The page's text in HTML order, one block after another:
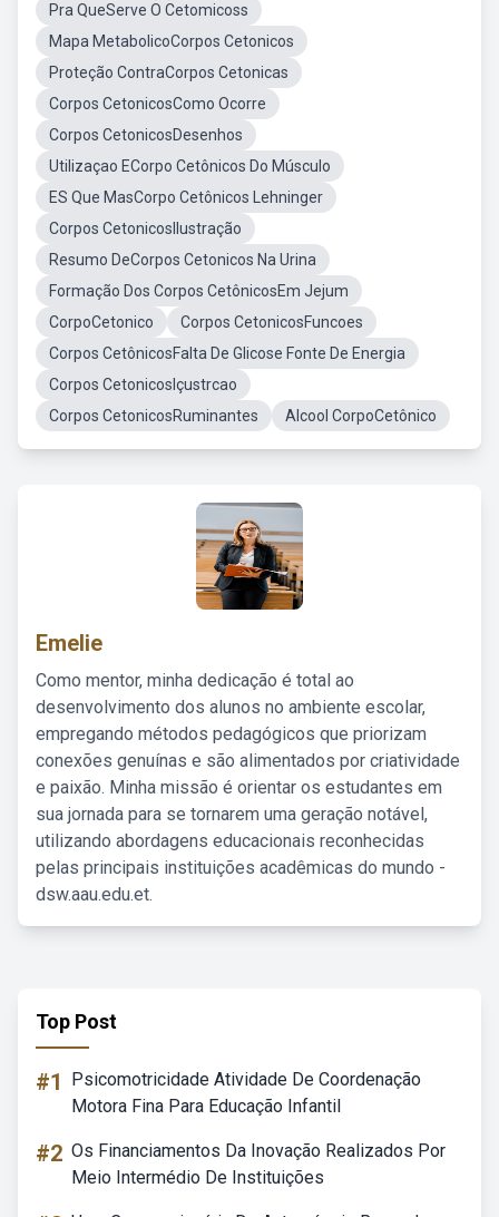
Pra QueServe O Cetomicoss
Mapa MetabolicoCorpos Cetonicos
Proteção ContraCorpos Cetonicas
Corpos CetonicosComo Ocorre
Corpos CetonicosDesenhos
Utilizaçao ECorpo Cetônicos Do Músculo
ES Que MasCorpo Cetônicos Lehninger
Corpos CetonicosIlustração
Resumo DeCorpos Cetonicos Na Urina
Formação Dos Corpos CetônicosEm Jejum
CorpoCetonico
Corpos CetonicosFuncoes
Corpos CetônicosFalta De Glicose Fonte De Energia
Corpos CetonicosIçustrcao
Corpos CetonicosRuminantes
Alcool CorpoCetônico
Emelie
Como mentor, minha dedicação é total ao
desenvolvimento dos alunos no ambiente escolar,
empregando métodos pedagógicos que priorizam
conexões genuínas e são alimentados por criatividade
e paixão. Minha missão é orientar os estudantes em
sua jornada para se tornarem uma geração notável,
utilizando abordagens educacionais reconhecidas
pelas principais instituições acadêmicas do mundo -
dsw.aau.edu.et.
Top Post
#1
Psicomotricidade Atividade De Coordenação
Motora Fina Para Educação Infantil
#2 Os Financiamentos Da Inovação Realizados Por
Meio Intermédio De Instituições